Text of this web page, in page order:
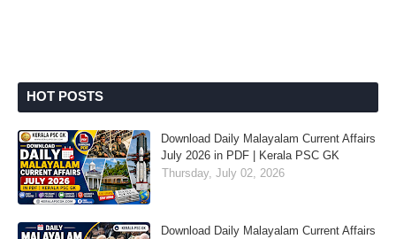
HOT POSTS
Download Daily Malayalam Current Affairs
July 2026 in PDF | Kerala PSC GK
Thursday, July 02, 2026
Download Daily Malayalam Current Affairs